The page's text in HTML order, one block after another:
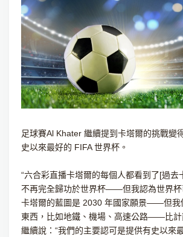
足球賽Al Khater 繼續提到卡塔爾的挑戰變
史以來最好的 FIFA 世界杯。
“六合彩直播卡塔爾的每個人都看到了[過去
不再完全歸功於世界杯——但我認為世界杯
卡塔爾的藍圖是 2030 年國家願景——但我
東西，比如地鐵、機場、高速公路——比計
繼續說：“我們的主要認可是提供有史以